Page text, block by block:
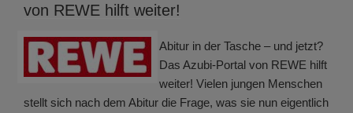
von REWE hilft weiter!
Abitur in der Tasche – und jetzt?
Das Azubi-Portal von REWE hilft
weiter! Vielen jungen Menschen
stellt sich nach dem Abitur die Frage, was sie nun eigentlich